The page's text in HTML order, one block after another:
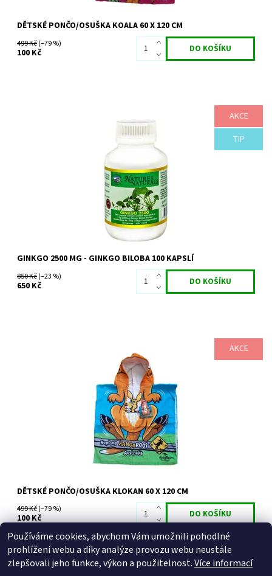
DĚTSKÉ PONČO/OSUŠKA KOALA 60 X 120 CM
499 Kč(–79 %)
100 Kč
AKCE
TIP
Doplněk stravy Ginkgo 2500 - Ginkgo Biloba 2500 mg - 100 kapslí
Produkt Ginkgo 2500 mg obsahuje vysokou koncentraci Ginkgo
Skladem
Australian Remedy
GINKGO 2500 MG - GINKGO BILOBA 100 KAPSLÍ
850 Kč(–23 %)
650 Kč
AKCE
Hezká a veselá dětská osuška / pončo s australským motivem -
Australian Remedy
DĚTSKÉ PONČO/OSUŠKA KLOKAN 60 X 120 CM
499 Kč(–79 %)
100 Kč
Používáme cookies, abychom Vám umožnili pohodlné
prohlížení webu a díky analýze provozu webu neustále
zlepšovali jeho funkce, výkon a použitelnost.Více informací